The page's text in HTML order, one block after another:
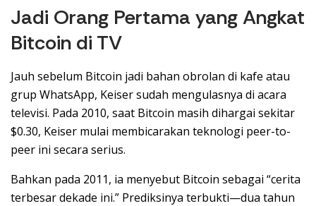
Jadi Orang Pertama yang Angkat
Bitcoin di TV
Jauh sebelum Bitcoin jadi bahan obrolan di kafe atau
grup WhatsApp, Keiser sudah mengulasnya di acara
televisi. Pada 2010, saat Bitcoin masih dihargai sekitar
$0.30, Keiser mulai membicarakan teknologi peer-to-
peer ini secara serius.
Bahkan pada 2011, ia menyebut Bitcoin sebagai “cerita
terbesar dekade ini.” Prediksinya terbukti—dua tahun